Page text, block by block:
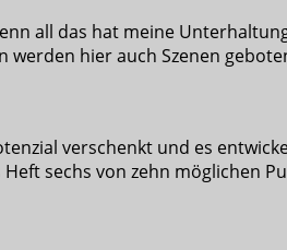
all das hat meine
hier auch Szenen
verschenkt und es
sechs von zehn möglichen